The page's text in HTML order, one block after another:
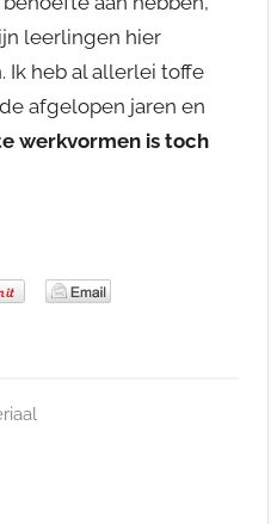
leerlingen hier
Ik heb al allerlei toffe
afgelopen jaren en
werkvormen is toch